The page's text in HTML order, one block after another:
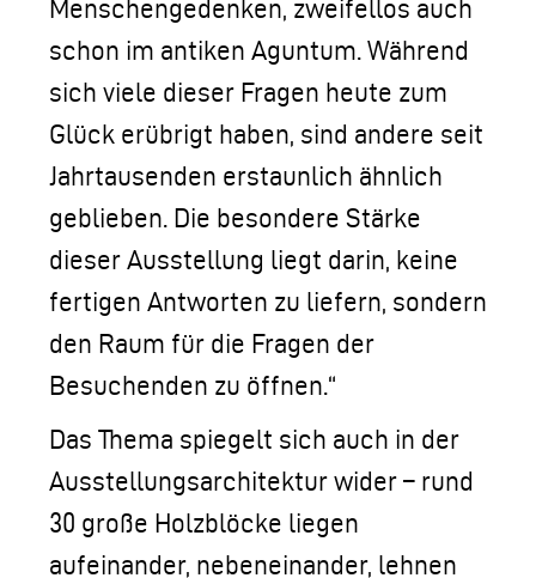
Menschengedenken, zweifellos auch
schon im antiken Aguntum. Während
sich viele dieser Fragen heute zum
Glück erübrigt haben, sind andere seit
Jahrtausenden erstaunlich ähnlich
geblieben. Die besondere Stärke
dieser Ausstellung liegt darin, keine
fertigen Antworten zu liefern, sondern
den Raum für die Fragen der
Besuchenden zu öffnen.“
Das Thema spiegelt sich auch in der
Ausstellungsarchitektur wider – rund
30 große Holzblöcke liegen
aufeinander, nebeneinander, lehnen